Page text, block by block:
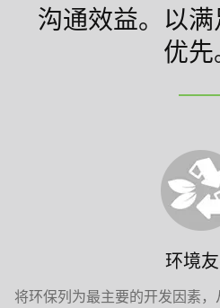
沟通效益。以
优先
环境
将环保列为最主要的开发因素